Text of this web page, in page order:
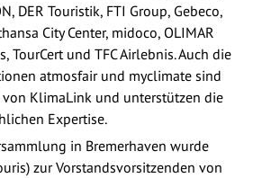
DER Touristik, FTI Group, Gebeco,
City Center, midoco, OLIMAR
TourCert und TFC Airlebnis. Auch die
atmosfair und myclimate sind
KlimaLink und unterstützen die
Expertise.
in Bremerhaven wurde
zur Vorstandsvorsitzenden von